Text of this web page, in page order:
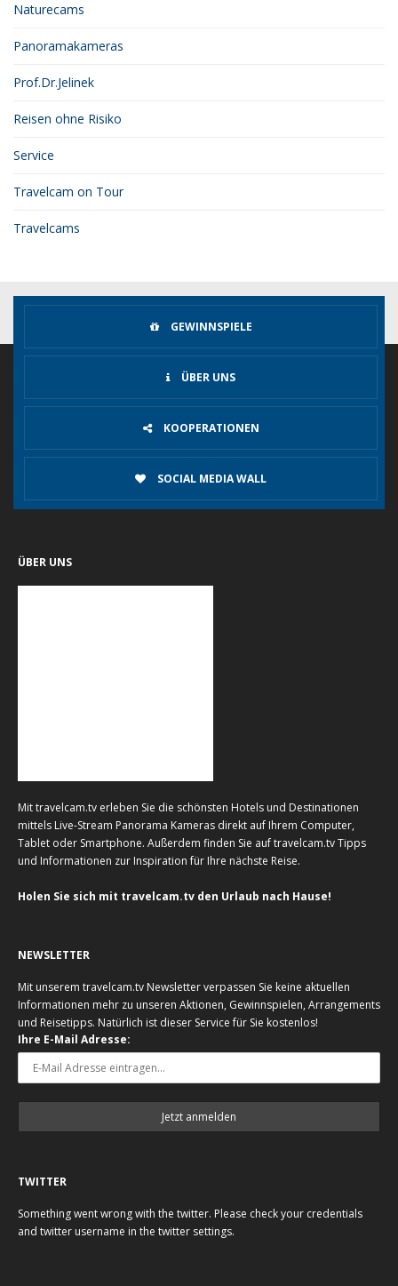
Naturecams
Panoramakameras
Prof.Dr.Jelinek
Reisen ohne Risiko
Service
Travelcam on Tour
Travelcams
GEWINNSPIELE
ÜBER UNS
KOOPERATIONEN
SOCIAL MEDIA WALL
ÜBER UNS
Mit travelcam.tv erleben Sie die schönsten Hotels und Destinationen
mittels Live-Stream Panorama Kameras direkt auf Ihrem Computer,
Tablet oder Smartphone. Außerdem finden Sie auf travelcam.tv Tipps
und Informationen zur Inspiration für Ihre nächste Reise.
Holen Sie sich mit travelcam.tv den Urlaub nach Hause!
NEWSLETTER
Mit unserem travelcam.tv Newsletter verpassen Sie keine aktuellen
Informationen mehr zu unseren Aktionen, Gewinnspielen, Arrangements
und Reisetipps. Natürlich ist dieser Service für Sie kostenlos!
Ihre E-Mail Adresse:
TWITTER
Something went wrong with the twitter. Please check your credentials
and twitter username in the twitter settings.